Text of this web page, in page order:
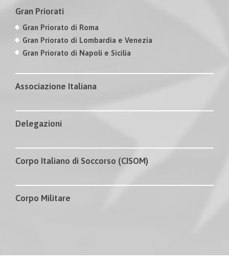
Gran Priorati
Gran Priorato di Roma
Gran Priorato di Lombardia e Venezia
Gran Priorato di Napoli e Sicilia
Associazione Italiana
Delegazioni
Corpo Italiano di Soccorso (CISOM)
Corpo Militare